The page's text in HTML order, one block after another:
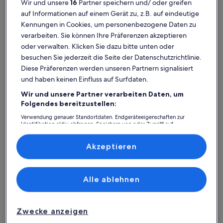
Weitere Infos zu **** Großer, idealer, sicherer Ort in Oulu,
**** Großer, idealer, sicherer Ort in
Oulu, in der Nähe aller Orte,
kostenloses Parken und schnelle
Antwort
Platz für 4 Gäste · 1 Schlafzimmer · 1 Badezimmer
6,86,8 von 10
3 Bewertungen
(3
bewertungen)
Seemannshaus-Museum:
Ferienunterkünfte mit Top-
Bewertung
Weitere Infos zu Säikkäranta by Interhome Weitere
Wir und unsere16 Partner speichern und/ oder greifen
auf Informationen auf einem Gerät zu, z.B. auf eindeutige
Kennungen in Cookies, um personenbezogene Daten zu
verarbeiten. Sie können Ihre Präferenzen akzeptieren
oder verwalten. Klicken Sie dazu bitte unten oder
besuchen Sie jederzeit die Seite der Datenschutzrichtlinie.
Diese Präferenzen werden unseren Partnern signalisiert
und haben keinen Einfluss auf Surfdaten.
Wir und unsere Partner verarbeiten Daten, um
Folgendes bereitzustellen:
Verwendung genauer Standortdaten. Endgeräteeigenschaften zur
Identifikation aktiv abfragen. Speichern von oder Zugriff auf
Inhalte, Messung von Werbeleistung und der Performance von Inhalten,
Zielgruppenforschung sowie Entwicklung und Verbesserung von
Liste der Partner (Lieferanten)
Zwecke anzeigen
Alle ablehnen
Akzeptieren